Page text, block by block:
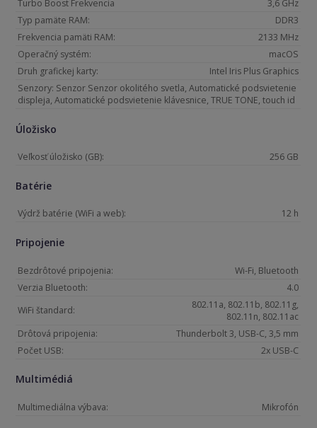
Turbo Boost Frekvencia
3,6 GHz
Typ pamäte RAM:
DDR3
Frekvencia pamäti RAM:
2133 MHz
Operačný systém:
macOS
Druh grafickej karty:
Intel Iris Plus Graphics
Senzory: Senzor Senzor okolitého svetla, Automatické podsvietenie
displeja, Automatické podsvietenie klávesnice, TRUE TONE, touch id
Úložisko
Veľkosť úložisko (GB): 256 GB
Batérie
Výdrž batérie (WiFi a web): 12 h
Pripojenie
Bezdrôtové pripojenia:
Wi-Fi, Bluetooth
Verzia Bluetooth:
4.0
WiFi štandard:
802.11a, 802.11b, 802.11g,
802.11n, 802.11ac
Drôtová pripojenia:
Thunderbolt 3, USB-C, 3,5 mm
Počet USB:
2x USB-C
Multimédiá
Multimediálna výbava: Mikrofón